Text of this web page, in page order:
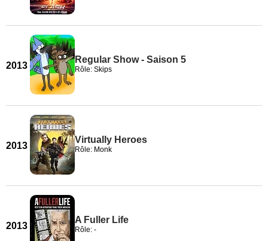
2013
Regular Show - Saison 5
Rôle: Skips
2013
Virtually Heroes
Rôle: Monk
2013
A Fuller Life
Rôle: -